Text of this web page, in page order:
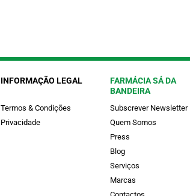
INFORMAÇÃO LEGAL
Termos & Condições
Privacidade
FARMÁCIA SÁ DA
BANDEIRA
Subscrever Newsletter
Quem Somos
Press
Blog
Serviços
Marcas